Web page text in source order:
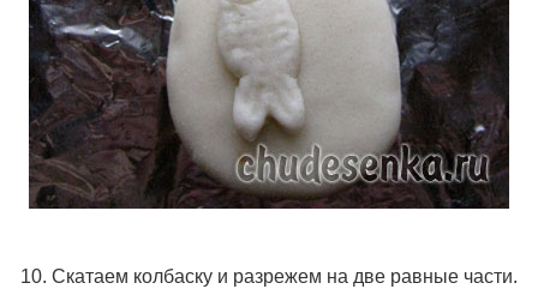
10. Скатаем колбаску и разрежем на две равные части.